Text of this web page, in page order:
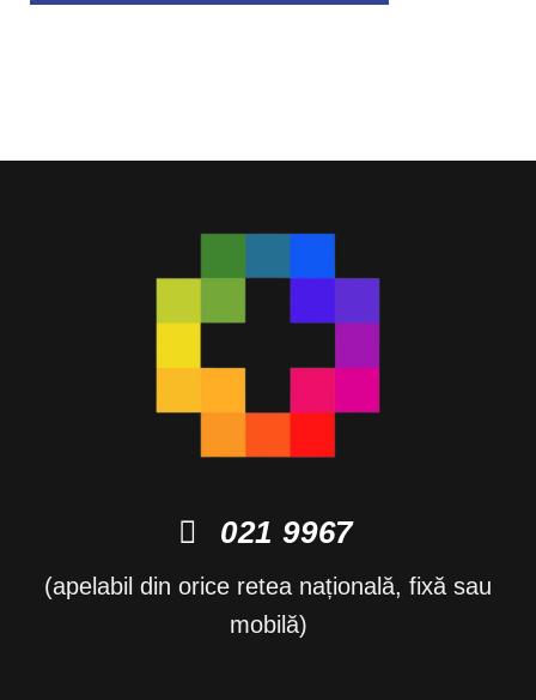
021 9967
(apelabil din orice retea națională, fixă sau
mobilă)